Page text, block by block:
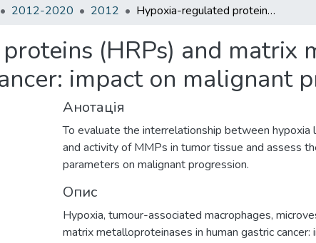
2012-2020 2012 Hypoxia-regulated proteins (HRPs) and matrix metalloproteinases (MMPs) in gastric cancer: impact on malignant progression
(HRPs) and matrix
impact on malignant
Анотація
To evaluate the interrelationship between hypoxia
and activity of MMPs in tumor tissue and assess
parameters on malignant progression.
Опис
Hypoxia, tumour-associated macrophages,
matrix metalloproteinases in human gastric cancer: